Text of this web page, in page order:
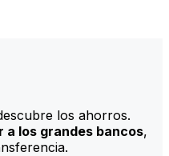
los ahorros.
a los grandes bancos,